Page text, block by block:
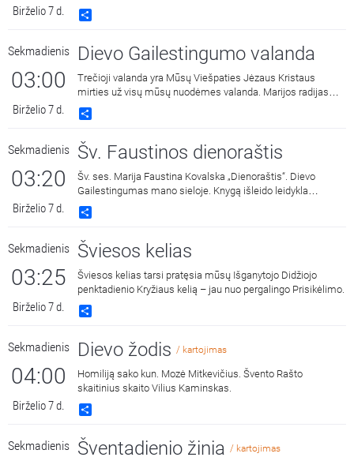
Birželio 7 d.
Sekmadienis
03:00
Birželio 7 d.
Dievo Gailestingumo valanda
Trečioji valanda yra Mūsų Viešpaties Jėzaus Kristaus
mirties už visų mūsų nuodėmes valanda. Marijos radijas
kasdien 15:00 ir 3:00 kviečia melstis drauge kalbant Dievo
Gailestingumo vainikėlį ir litaniją bei pasiklausyti ištraukų iš
Dievo Gailestingumo šventovės Vilniuje, kur saugomas ir
šv. Faustinos regėjimus.
Sekmadienis
03:20
Birželio 7 d.
Šv. Faustinos dienoraštis
Šv. ses. Marija Faustina Kovalska „Dienoraštis“. Dievo
Gailestingumas mano sieloje. Knygą išleido leidykla
„Katalikų pasaulio leidiniai“, 2014 m.
Sekmadienis
03:25
Birželio 7 d.
Šviesos kelias
Šviesos kelias tarsi pratęsia mūsų Išganytojo Didžiojo
penktadienio Kryžiaus kelią – jau nuo pergalingo Prisikėlimo.
Sekmadienis
04:00
Birželio 7 d.
Dievo žodis / kartojimas
Homiliją sako kun. Mozė Mitkevičius. Švento Rašto
skaitinius skaito Vilius Kaminskas.
Sekmadienis Šventadienio žinia / kartojimas